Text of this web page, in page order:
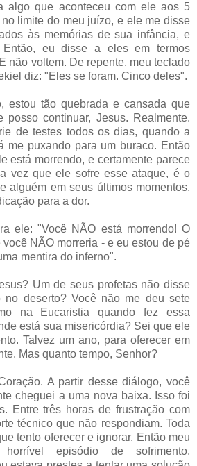
algo que aconteceu com ele aos 5
limite do meu juízo, e ele me disse
às memórias de sua infância, e
eu disse a eles em termos
não voltem. De repente, meu teclado
diz: "Eles se foram. Cinco deles".
estou tão quebrada e cansada que
posso continuar, Jesus. Realmente.
de testes todos os dias, quando a
me puxando para um buraco. Então
está morrendo, e certamente parece
vez que ele sofre esse ataque, é o
alguém em seus últimos momentos,
para a dor.
ele: "Você NÃO está morrendo! O
NÃO morreria - e eu estou de pé
mentira do inferno".
Um de seus profetas não disse
no deserto? Você não me deu sete
na Eucaristia quando fez essa
está sua misericórdia? Sei que ele
Talvez um ano, para oferecer em
Mas quanto tempo, Senhor?
A partir desse diálogo, você
cheguei a uma nova baixa. Isso foi
Entre três horas de frustração com
técnico que não respondiam. Toda
tento oferecer e ignorar. Então meu
episódio de sofrimento,